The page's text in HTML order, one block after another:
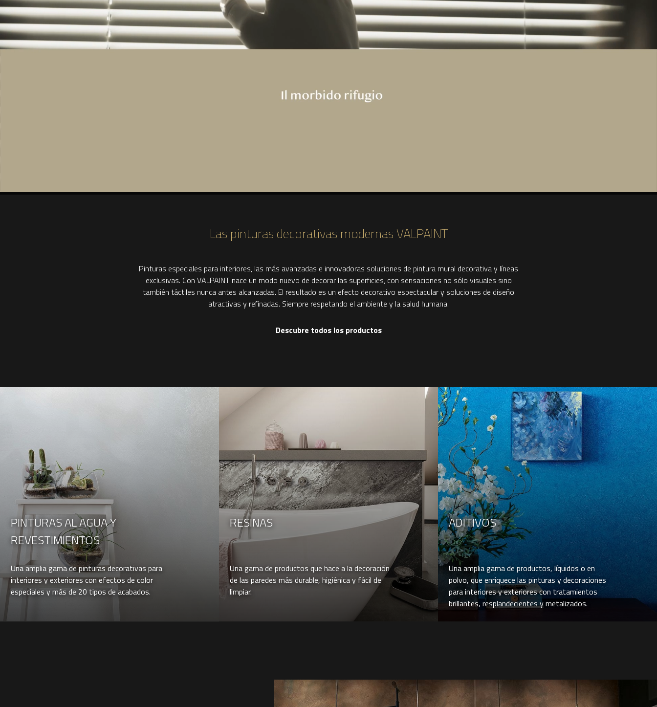
Las pinturas decorativas modernas VALPAINT
Pinturas especiales para interiores, las más avanzadas e innovadoras soluciones de pintura mural decorativa y líneas
exclusivas. Con VALPAINT nace un modo nuevo de decorar las superficies, con sensaciones no sólo visuales sino
también táctiles nunca antes alcanzadas. El resultado es un efecto decorativo espectacular y soluciones de diseño
atractivas y refinadas. Siempre respetando el ambiente y la salud humana.
Descubre todos los productos
PINTURAS AL AGUA Y
REVESTIMIENTOS
Una amplia gama de pinturas decorativas para
interiores y exteriores con efectos de color
especiales y más de 20 tipos de acabados.
RESINAS
Una gama de productos que hace a la decoración
de las paredes más durable, higiénica y fácil de
limpiar.
ADITIVOS
Una amplia gama de productos, líquidos o en
polvo, que enriquece las pinturas y decoraciones
para interiores y exteriores con tratamientos
brillantes, resplandecientes y metalizados.